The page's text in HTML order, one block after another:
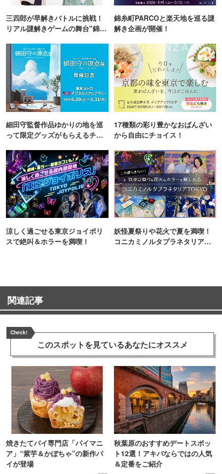
三四郎が早解きバトルに挑戦！
リアル謎解きゲームの舞台"錦糸
錦糸町PARCOと楽天地を巡る謎
解き企画が開催！
細田守監督作品ゆかりの地を巡
って限定グッズがもらえるチャ
17種類の彩り豊かなおばんざい
から自由にチョイス！
涼しく過ごせる東京ジョイポリ
スで絶叫＆ホラーを満喫！
妖怪夏祭りや花火で夏を満喫！
コニカミノルタプラネタリア
関連記事
Check!
このスポットを見ているあなたにオススメ
焼きたてパイ専門店「パイマニ
ア」“紫芋＆かぼちゃ”の新作パ
イが登場
秋葉原のおすすめデートスポッ
ト12選！アキバならではの人気
＆定番をご紹介